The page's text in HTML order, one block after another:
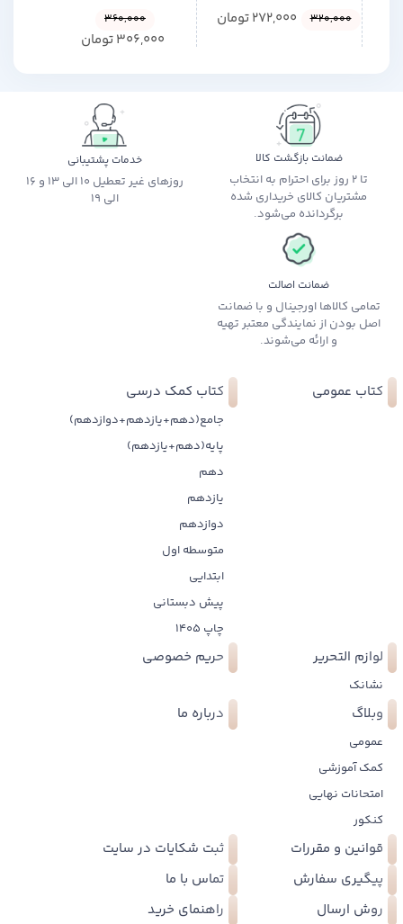
320,000
272,000تومان 360,000
306,000تومان
ضمانت بازگشت کالا
تا 2 روز برای احترام به انتخاب
مشتریان کالای خریداری شده
برگردانده می‌شود.
خدمات پشتیبانی
روزهای غیر تعطیل 10 الی 13 و 16
الی 19
ضمانت اصالت
تمامی کالاها اورجینال و با ضمانت
اصل بودن از نمایندگی معتبر تهیه
و ارائه می‌شوند.
کتاب عمومی کتاب کمک درسی
جامع(دهم+یازدهم+دوازدهم)
پایه(دهم+یازدهم)
دهم
یازدهم
دوازدهم
متوسطه اول
ابتدایی
پیش دبستانی
چاپ 1405
لوازم التحریر
نشانک
حریم خصوصی
وبلاگ
عمومی
کمک آموزشی
امتحانات نهایی
کنکور
درباره ما
قوانین و مقررات
ثبت شکایات در سایت
پیگیری سفارش
تماس با ما
روش ارسال
راهنمای خرید